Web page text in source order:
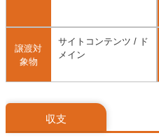
譲渡対
象物
サイトコンテンツ / ド
メイン
収支